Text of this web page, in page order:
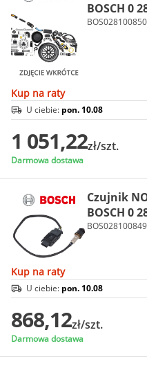
BOSCH 0
Kup na raty
U ciebie: pon. 10.08
1 051,22zł/szt.
Darmowa dostawa
Czujnik
BOSCH 0
Kup na raty
U ciebie: pon. 10.08
868,12zł/szt.
Darmowa dostawa